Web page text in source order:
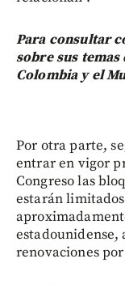
Para consultar
sobre sus
Colombia y el
Por otra parte,
entrar en vigor
Congreso las
estarán
renovaciones